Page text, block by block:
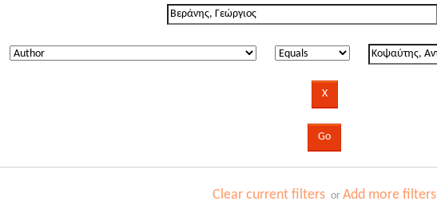
Clear current filters orAdd more filters